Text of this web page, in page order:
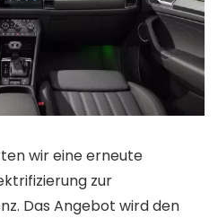
wir eine erneute
zur
Das Angebot wird den